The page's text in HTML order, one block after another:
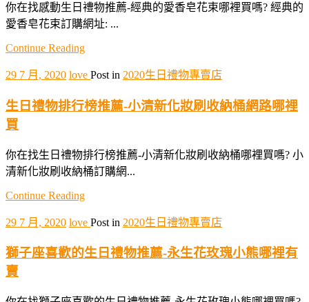
你在找感動生日禮物推薦-經典的愛香皂花束哪裡買嗎? 經典的
愛香皂花束訂購網址: ...
Continue Reading
29 7 月, 2020 love Post in 2020生日禮物專賣店
生日禮物排行榜推薦-小清新化妝刷收納桶網路哪裡
買
你在找生日禮物排行榜推薦-小清新化妝刷收納桶哪裡買嗎? 小
清新化妝刷收納桶訂購網...
Continue Reading
29 7 月, 2020 love Post in 2020生日禮物專賣店
獅子座喜歡的生日禮物推薦-永生花玫瑰小熊哪裡有
賣